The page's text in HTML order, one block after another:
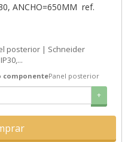
ANCHO=650MM ref.
| Schneider
componentePanel posterior
+